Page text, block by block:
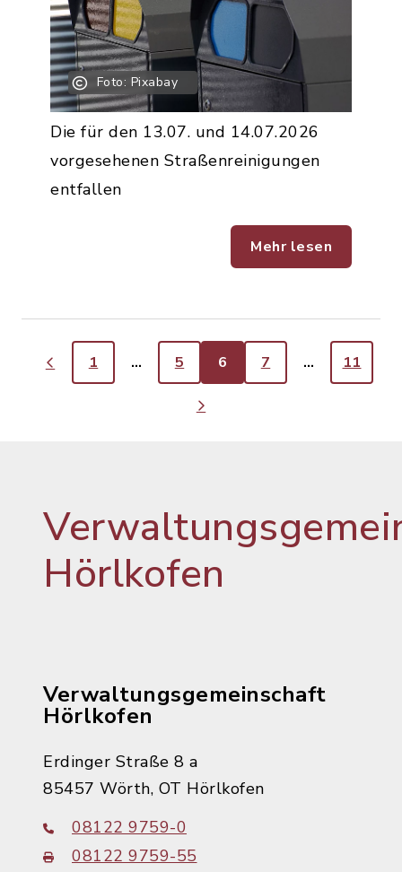
Foto: Pixabay
Die für den 13.07. und 14.07.2026
vorgesehenen Straßenreinigungen
entfallen
Mehr lesen
1 … 5 6 7 … 11
Hörlkofen
Verwaltungsgemeinschaft
Hörlkofen
Erdinger Straße 8 a
85457 Wörth, OT Hörlkofen
08122 9759-0
08122 9759-55